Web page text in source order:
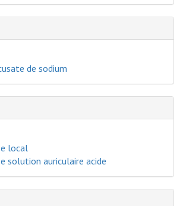
de sodium
local
solution auriculaire acide